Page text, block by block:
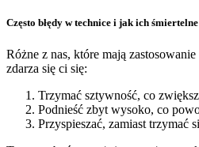
Często błędy w technice i jak ich śmiertelne
Różne z nas, które mają
zdarza się ci się:
Trzymać sztywność, co
Podnieść zbyt wysoko, co
Przyspieszać, zamiast trzymać